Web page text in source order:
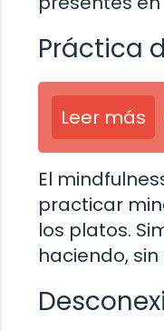
Práctica
Leer más
El
practicar
los platos.
haciendo,